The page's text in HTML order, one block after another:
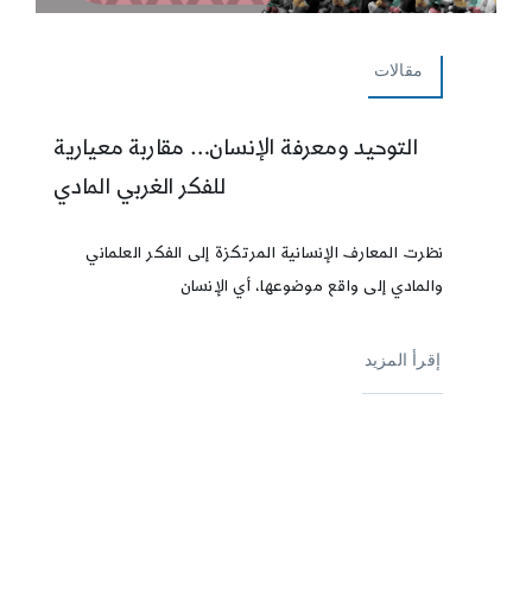
مقالات
التوحيد ومعرفة الإنسان… مقاربة معيارية
للفكر الغربي المادي
نظرت المعارف الإنسانية المرتكزة إلى الفكر العلماني
والمادي إلى واقع موضوعها، أي الإنسان
إقرأ المزيد